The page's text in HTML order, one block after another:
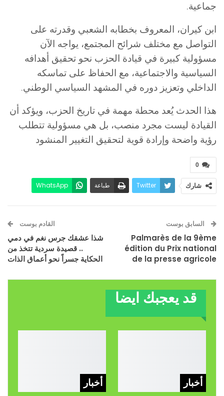
جماعية.
ابن كيران، المعروف بخطابه الشعبي وقدرته على
التواصل مع مختلف شرائح المجتمع، يواجه الآن
مسؤولية كبيرة في قيادة الحزب نحو تحقيق أهدافه
السياسية والاجتماعية، مع الحفاظ على تماسكه
الداخلي وتعزيز دوره في المشهد السياسي الوطني.
هذا الحدث يُعد محطة مهمة في تاريخ الحزب، ويؤكد أن
القيادة ليست مجرد منصب، بل هي مسؤولية تتطلب
رؤية واضحة وإرادة قوية لتحقيق التغيير المنشود
0
شارك Twitter طباعة
WhatsApp
السابق بوست
Palmarès de la 9ème
édition du Prix national
de la presse agricole
القادم بوست
شذا عشقك جرس نغم في دمي
.. قصيدة سردية تتخذ من
الحكاية جسراً نحو أعماق الذات
قد يعجبك ايضا
أخبار أخبار